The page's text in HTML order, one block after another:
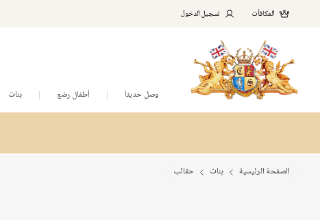
المكافآت تسجيل الدخول
وصل حديثا أطفال رضع بنات
الصفحة الرئيسية بنات حقائب